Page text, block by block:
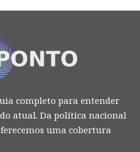
completo para entender
atual. Da política nacional
uma cobertura